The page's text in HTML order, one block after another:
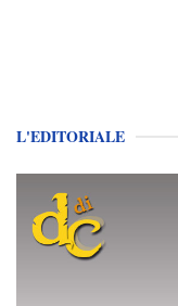
L'EDITORIALE